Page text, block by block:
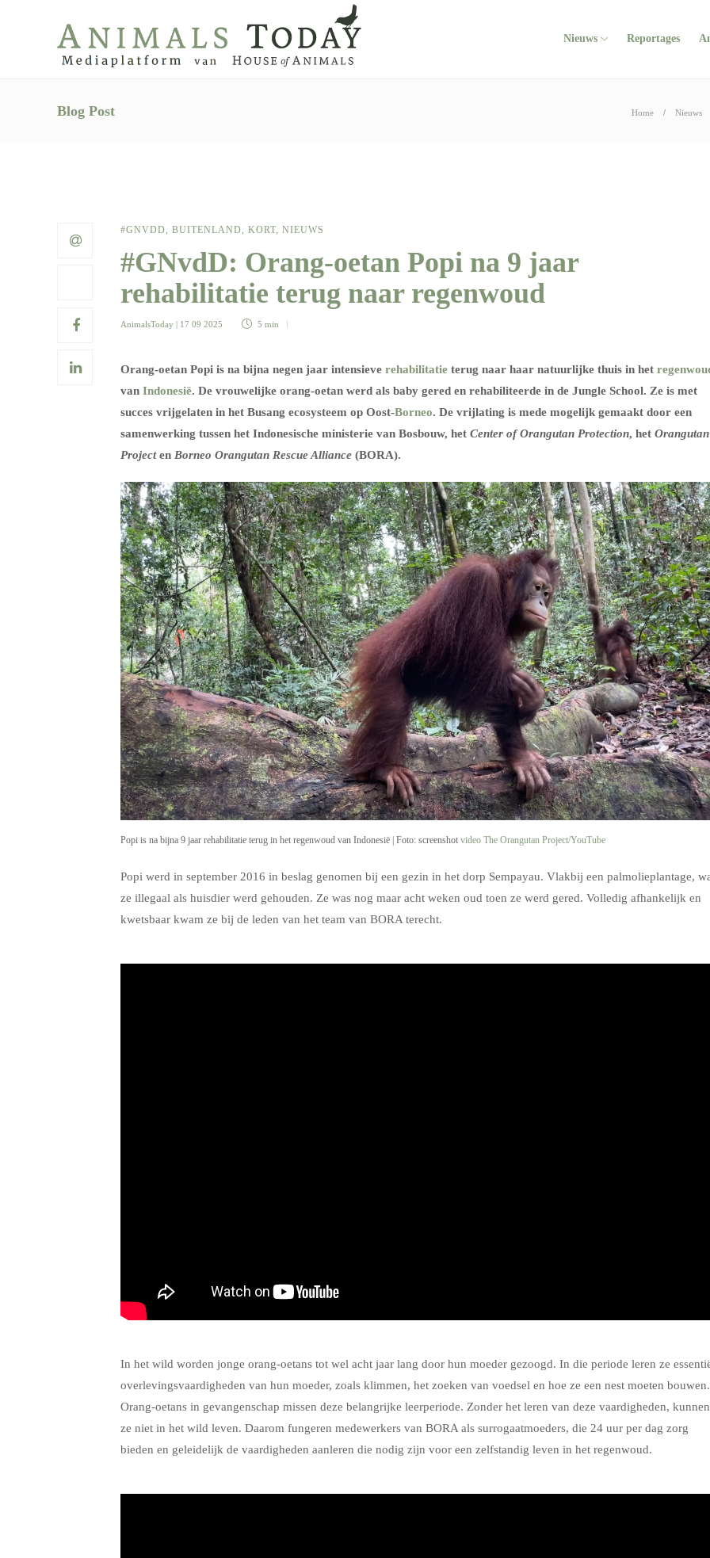
Nieuws Reportages
Blog Post Home Nieuws
#GNVDD, BUITENLAND, KORT, NIEUWS
#GNvdD: Orang-oetan Popi na 9 jaar
rehabilitatie terug naar regenwoud
AnimalsToday | 17 09 2025 5 min
Orang-oetan Popi is na bijna negen jaar intensieve rehabilitatie terug naar haar natuurlijke thuis in het
van Indonesië. De vrouwelijke orang-oetan werd als baby gered en rehabiliteerde in de Jungle School. Ze is met
succes vrijgelaten in het Busang ecosysteem op Oost-Borneo. De vrijlating is mede mogelijk gemaakt door een
samenwerking tussen het Indonesische ministerie van Bosbouw, het Center of Orangutan Protection, het Orangutan
Projecten Borneo Orangutan Rescue Alliance (BORA).
Popi is na bijna 9 jaar rehabilitatie terug in het regenwoud van Indonesië | Foto: screenshot video The Orangutan Project/YouTube
Popi werd in september 2016 in beslag genomen bij een gezin in het dorp Sempayau. Vlakbij een palmolieplantage,
ze illegaal als huisdier werd gehouden. Ze was nog maar acht weken oud toen ze werd gered. Volledig afhankelijk en
kwetsbaar kwam ze bij de leden van het team van BORA terecht.
In het wild worden jonge orang-oetans tot wel acht jaar lang door hun moeder gezoogd. In die periode leren ze
overlevingsvaardigheden van hun moeder, zoals klimmen, het zoeken van voedsel en hoe ze een nest moeten bouwen.
Orang-oetans in gevangenschap missen deze belangrijke leerperiode. Zonder het leren van deze vaardigheden, kunnen
ze niet in het wild leven. Daarom fungeren medewerkers van BORA als surrogaatmoeders, die 24 uur per dag zorg
bieden en geleidelijk de vaardigheden aanleren die nodig zijn voor een zelfstandig leven in het regenwoud.